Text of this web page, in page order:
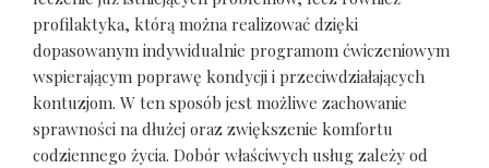
profilaktyka, którą można realizować dzięki
dopasowanym indywidualnie programom ćwiczeniowym
wspierającym poprawę kondycji i przeciwdziałających
kontuzjom. W ten sposób jest możliwe zachowanie
sprawności na dłużej oraz zwiększenie komfortu
codziennego życia. Dobór właściwych usług zależy od